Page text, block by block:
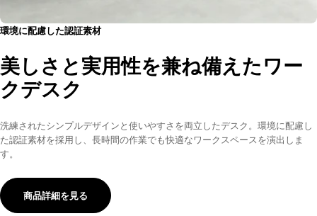
環境に配慮した認証素材
美しさと実用性を兼ね備えたワー
クデスク
洗練されたシンプルデザインと使いやすさを両立したデスク。環境に配慮し
た認証素材を採用し、長時間の作業でも快適なワークスペースを演出しま
す。
商品詳細を見る